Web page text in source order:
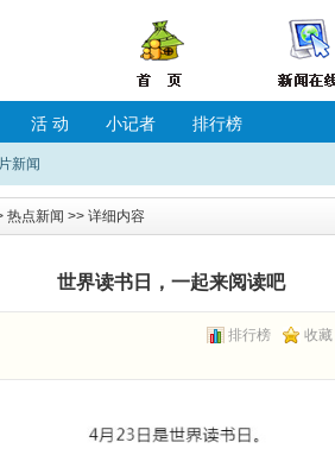
活 动 小记者 排行榜
新闻
热点新闻 >> 详细内容
世界读书日，一起来阅读吧
排行榜 收藏